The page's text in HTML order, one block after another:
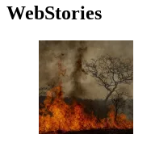
WebStories